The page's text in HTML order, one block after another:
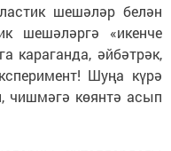
шешәләр белән
шешәләргә «икенче
караганда, әйбәтрәк,
Шуңа күрә
чишмәгә көянтә асып